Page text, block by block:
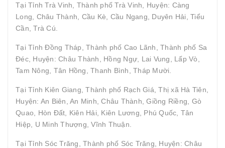
Tại Tỉnh Trà Vinh, Thành phố Trà Vinh, Huyện: Càng
Long, Châu Thành, Cầu Kè, Cầu Ngang, Duyên Hải, Tiểu
Cần, Trà Cú.
Tại Tỉnh Đồng Tháp, Thành phố Cao Lãnh, Thành phố Sa
Đéc, Huyện: Châu Thành, Hồng Ngự, Lai Vung, Lấp Vò,
Tam Nông, Tân Hồng, Thanh Bình, Tháp Mười.
Tại Tỉnh Kiên Giang, Thành phố Rạch Giá, Thị xã Hà Tiên,
Huyện: An Biên, An Minh, Châu Thành, Giồng Riềng, Gò
Quao, Hòn Đất, Kiên Hải, Kiên Lương, Phú Quốc, Tân
Hiệp, U Minh Thượng, Vĩnh Thuận.
Tại Tỉnh Sóc Trăng, Thành phố Sóc Trăng, Huyện: Châu